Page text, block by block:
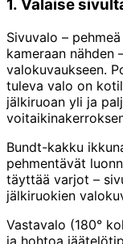
1. Valaise
Sivuvalo –
kameraan nähden
valokuvaukseen.
tuleva valo on
jälkiruoan yli ja
Bundt-kakku
pehmentävät
täyttää varjot –
jälkiruokien
Vastavalo (180°
ja hohtoa